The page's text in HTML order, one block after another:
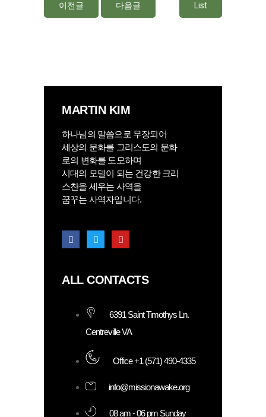
이전글 다음글 List
MARTIN KIM
하나님의 말씀으로 무장되어
세상의 문화를 그리스도의 문화
로의 변화를 도모하며
시대의 모델이 되는 건강한 크리
스챤을 세우는 사역을
꿈꾸는 사역자입니다.
ALL CONTACTS
6391 Saint Timothys Ln.
Centreville VA
Office +1 (571) 490-4335
info@missionawake.org
08 am - 06 pm Sunday